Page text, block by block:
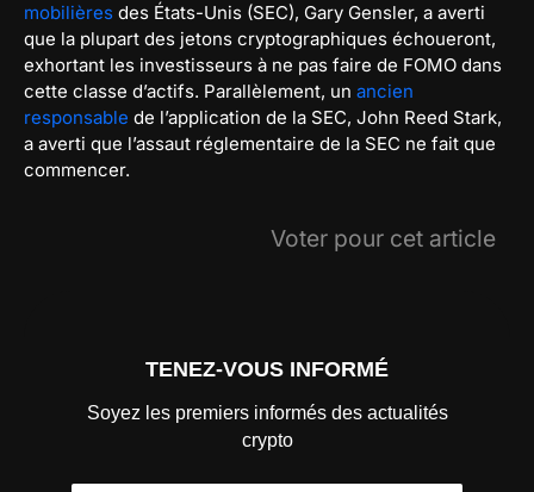
mobilières des États-Unis (SEC), Gary Gensler, a averti
que la plupart des jetons cryptographiques échoueront,
exhortant les investisseurs à ne pas faire de FOMO dans
cette classe d’actifs. Parallèlement, un ancien
responsable de l’application de la SEC, John Reed Stark,
a averti que l’assaut réglementaire de la SEC ne fait que
commencer.
Voter pour cet article
TENEZ-VOUS INFORMÉ
Soyez les premiers informés des actualités
crypto